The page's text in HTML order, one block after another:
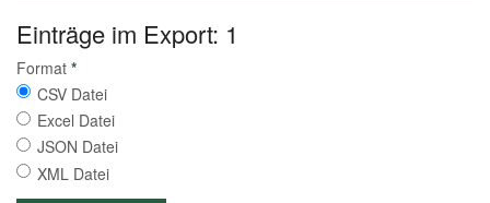
Einträge im Export: 1
Format *
CSV Datei
Excel Datei
JSON Datei
XML Datei